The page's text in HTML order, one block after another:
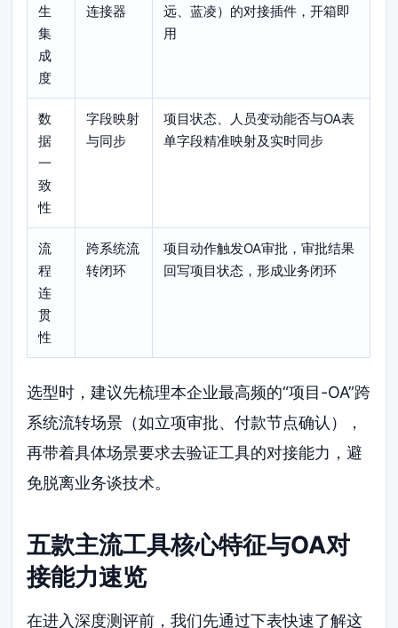
生
集
成
度
连接器
远、蓝凌）的对接插件，开箱即
用
数
据
一
致
性
字段映射
与同步
项目状态、人员变动能否与OA表
单字段精准映射及实时同步
流
程
连
贯
性
跨系统流
转闭环
项目动作触发OA审批，审批结果
回写项目状态，形成业务闭环
选型时，建议先梳理本企业最高频的“项目-OA”跨
系统流转场景（如立项审批、付款节点确认），
再带着具体场景要求去验证工具的对接能力，避
免脱离业务谈技术。
五款主流工具核心特征与OA对
接能力速览
在进入深度测评前，我们先通过下表快速了解这